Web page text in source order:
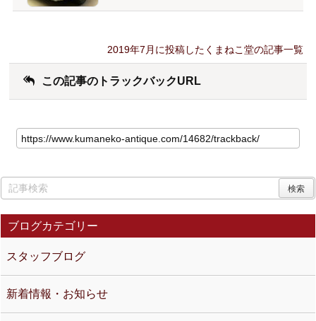
2019年7月に投稿したくまねこ堂の記事一覧
この記事のトラックバックURL
ブログカテゴリー
スタッフブログ
新着情報・お知らせ